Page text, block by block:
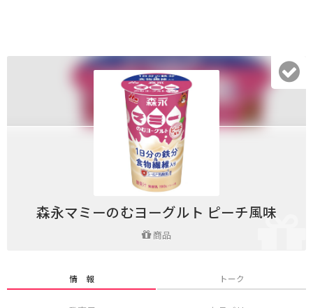
森永マミーのむヨーグルト ピーチ風味
商品
情 報 トーク